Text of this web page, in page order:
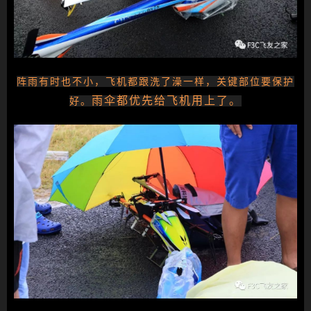
阵雨有时也不小，飞机都跟洗了澡一样，关键部位要保护
好。 雨伞都优先给飞机用上了。